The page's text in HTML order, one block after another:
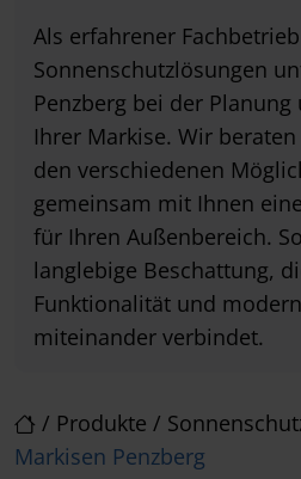
/ Produkte /
Markisen Penzberg
Als erfahrener
Sonnenschutzlösungen
Penzberg bei der
Ihrer Markise. Wir
den verschiedenen
gemeinsam mit Ihnen
für Ihren Außenbereich.
langlebige Beschattung,
Funktionalität und
miteinander verbindet.